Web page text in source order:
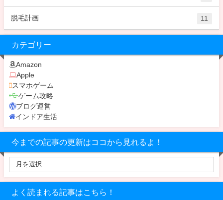
脱毛計画 11
カテゴリー
Amazon
Apple
スマホゲーム
ゲーム攻略
ブログ運営
インドア生活
今までの記事の更新はココから見れるよ！
よく読まれる記事はこちら！